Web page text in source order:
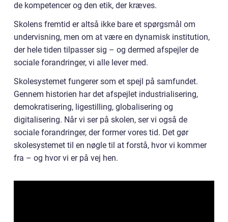
de kompetencer og den etik, der kræves.
Skolens fremtid er altså ikke bare et spørgsmål om
undervisning, men om at være en dynamisk institution,
der hele tiden tilpasser sig – og dermed afspejler de
sociale forandringer, vi alle lever med.
Skolesystemet fungerer som et spejl på samfundet.
Gennem historien har det afspejlet industrialisering,
demokratisering, ligestilling, globalisering og
digitalisering. Når vi ser på skolen, ser vi også de
sociale forandringer, der former vores tid. Det gør
skolesystemet til en nøgle til at forstå, hvor vi kommer
fra – og hvor vi er på vej hen.